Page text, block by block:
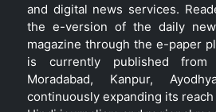
and digital news services.
the e-version of the daily
magazine through the e-paper
is currently published from
Moradabad, Kanpur,
continuously expanding its